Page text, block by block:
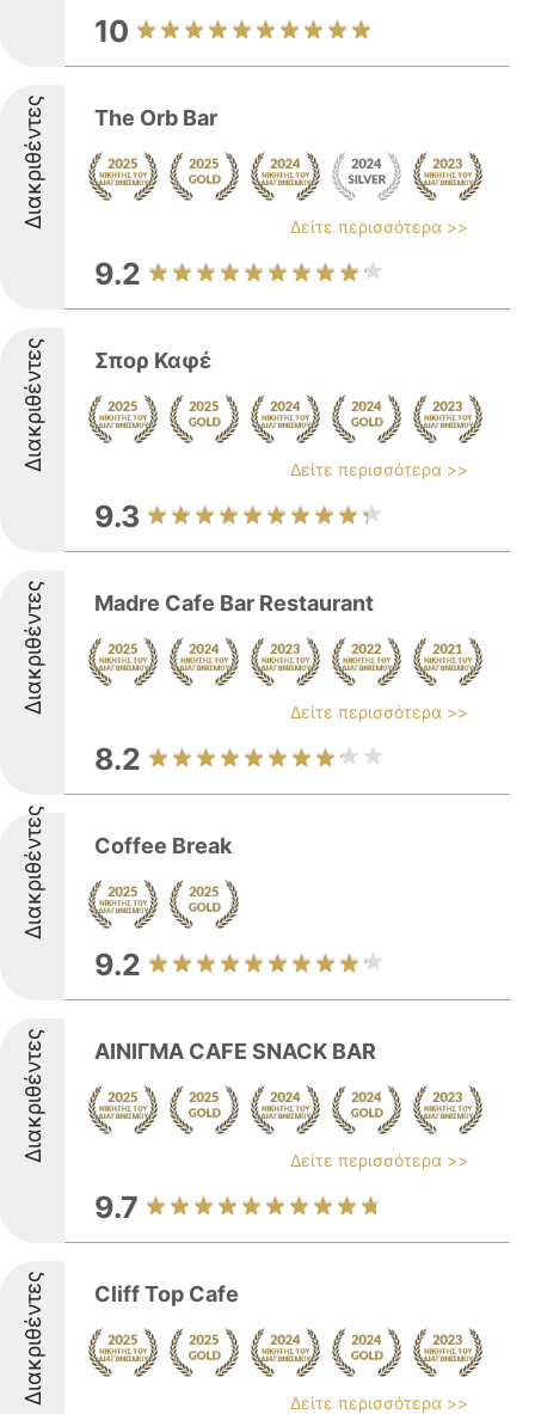
10
Διακριθέντες The Orb Bar
Δείτε περισσότερα >>
9.2
Διακριθέντες Σπορ Καφέ
Δείτε περισσότερα >>
9.3
Διακριθέντες Madre Cafe Bar Restaurant
Δείτε περισσότερα >>
8.2
Διακριθέντες Coffee Break
9.2
Διακριθέντες ΑΙΝΙΓΜΑ CAFE SNACK BAR
Δείτε περισσότερα >>
9.7
Διακριθέντες Cliff Top Cafe
Δείτε περισσότερα >>